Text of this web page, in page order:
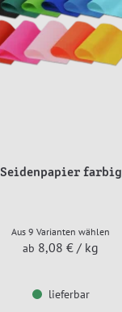
Seidenpapier farbig
Aus 9 Varianten wählen
ab 8,08 € / kg
lieferbar